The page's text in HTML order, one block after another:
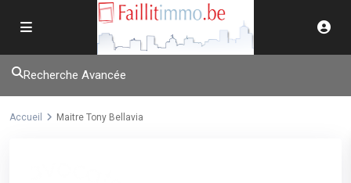
Recherche Avancée
Accueil Maitre Tony Bellavia